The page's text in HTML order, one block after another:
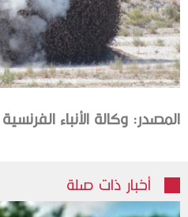
المصدر: وكالة الأنباء الفرنسية
أخبار ذات صلة